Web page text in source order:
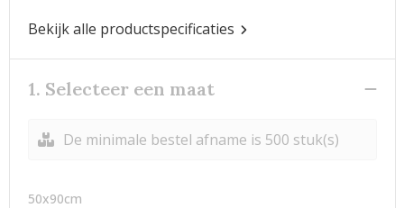
Bekijk alle productspecificaties
1. Selecteer een maat
De minimale bestel afname is 500 stuk(s)
50x90cm